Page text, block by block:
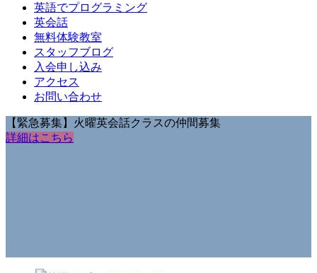
英語でプログラミング
英会話
無料体験教室
スタッフブログ
入会申し込み
アクセス
お問い合わせ
【緊急募集】火曜英会話クラスの仲間募集
詳細はこちら